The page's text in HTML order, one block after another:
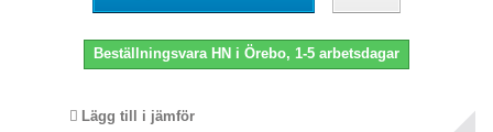
Beställningsvara HN i Örebo, 1-5 arbetsdagar
Lägg till i jämför